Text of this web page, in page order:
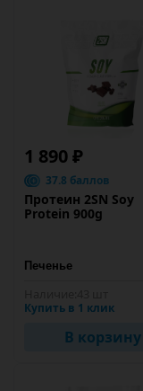
1 890 ₽
37.8 баллов
Протеин 2SN Soy
Protein 900g
Купить в 1 клик
В корзину